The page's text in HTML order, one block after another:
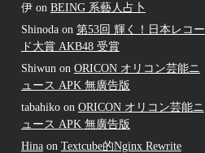
伊on BEING 系藝人占卜
Shinodaon 第53回 輝く！日本レコー
ド大賞 AKB48 受賞
Shiwunon ORICON オリコン芸能ニ
ュース APK 無廣告版
tabahikoon ORICON オリコン芸能ニ
ュース APK 無廣告版
Hinaon Textcube的Nginx Rewrite